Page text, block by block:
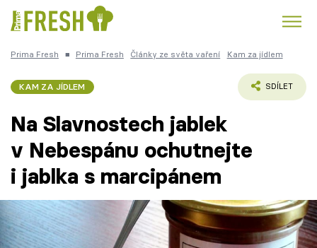
Česká kuchyně
Recepty
Prima Fresh ■ Prima Fresh Články ze světa vaření Kam za jídlem
KAM ZA JÍDLEM SDÍLET
Na Slavnostech jablek
v Nebespánu ochutnejte
i jablka s marcipánem